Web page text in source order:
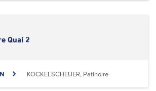
Quai 2
KOCKELSCHEUER, Patinoire